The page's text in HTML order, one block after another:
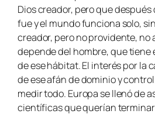
Dios creador, pero que
fue y el mundo funciona solo,
creador, pero no providente, no
depende del hombre, que tiene
de ese hábitat. El interés por la
de ese afán de dominio y
medir todo. Europa se llenó de
científicas que querían